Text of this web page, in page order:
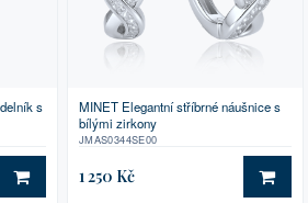
s
DO KOŠÍKU
MINET Elegantní stříbrné náušnice s
bílými zirkony
JMAS0344SE00
1 250 Kč DO